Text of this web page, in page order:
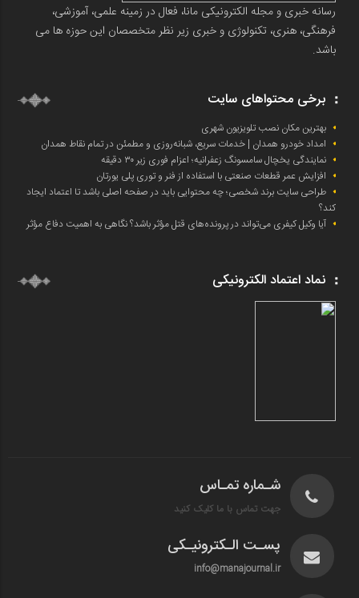
رسانه خبری و مجله الکترونیکی مانا، فعال در زمینه علمی، آموزشی،
فرهنگی، هنری، تکنولوژی و خبری زیر نظر متخصصان این حوزه ها می
باشد.
برخی محتواهای سایت
بهترین مکان نصب تلویزیون شهری
امداد خودرو همدان | خدمات سریع، شبانه‌روزی و مطمئن در تمام نقاط همدان
نمایندگی یخچال سامسونگ زعفرانیه؛ اعزام فوری زیر ۳۰ دقیقه
افزایش عمر قطعات صنعتی با استفاده از فنر و توری پلی یورتان
طراحی سایت برند شخصی؛ چه محتوایی باید در صفحه اصلی باشد تا اعتماد ایجاد
کند؟
آیا وکیل کیفری می‌تواند در پرونده‌های قتل مؤثر باشد؟ نگاهی به اهمیت دفاع مؤثر
نماد اعتماد الکترونیکی
شـماره تمـاس
جهت تماس با ما کلیک کنید
پسـت الـکترونیـکی
info@manajournal.ir